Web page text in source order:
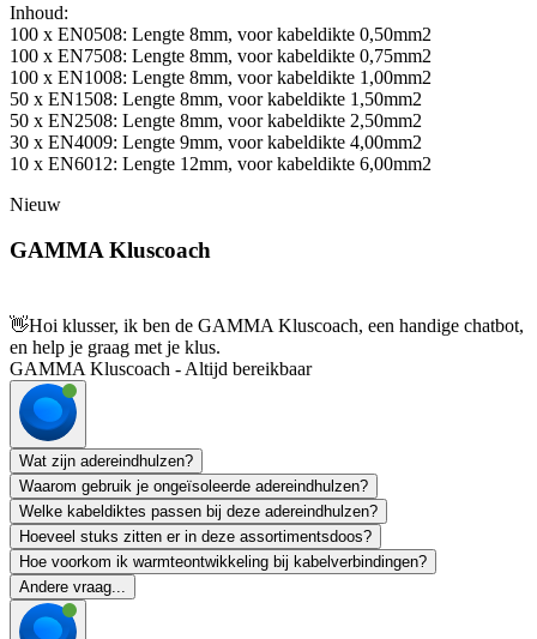
Inhoud:
100 x EN0508: Lengte 8mm, voor kabeldikte 0,50mm2
100 x EN7508: Lengte 8mm, voor kabeldikte 0,75mm2
100 x EN1008: Lengte 8mm, voor kabeldikte 1,00mm2
50 x EN1508: Lengte 8mm, voor kabeldikte 1,50mm2
50 x EN2508: Lengte 8mm, voor kabeldikte 2,50mm2
30 x EN4009: Lengte 9mm, voor kabeldikte 4,00mm2
10 x EN6012: Lengte 12mm, voor kabeldikte 6,00mm2
Nieuw
GAMMA Kluscoach
👋Hoi klusser, ik ben de GAMMA Kluscoach, een handige chatbot,
en help je graag met je klus.
GAMMA Kluscoach - Altijd bereikbaar
Wat zijn adereindhulzen?
Waarom gebruik je ongeïsoleerde adereindhulzen?
Welke kabeldiktes passen bij deze adereindhulzen?
Hoeveel stuks zitten er in deze assortimentsdoos?
Hoe voorkom ik warmteontwikkeling bij kabelverbindingen?
Andere vraag...